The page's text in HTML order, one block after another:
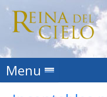
Menu Skip to